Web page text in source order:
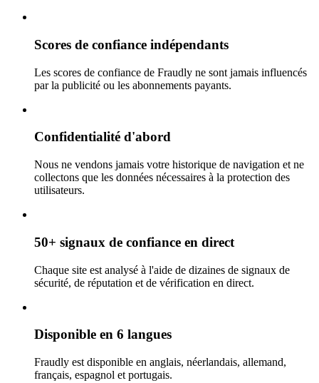
Scores de confiance indépendants
Les scores de confiance de Fraudly ne sont jamais influencés
par la publicité ou les abonnements payants.
Confidentialité d'abord
Nous ne vendons jamais votre historique de navigation et ne
collectons que les données nécessaires à la protection des
utilisateurs.
50+ signaux de confiance en direct
Chaque site est analysé à l'aide de dizaines de signaux de
sécurité, de réputation et de vérification en direct.
Disponible en 6 langues
Fraudly est disponible en anglais, néerlandais, allemand,
français, espagnol et portugais.